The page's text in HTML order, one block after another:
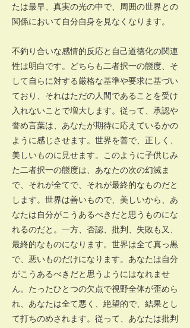
たは最早、真実の光の中で、周囲の世界との
関係において自分自身を見なくなります。
不釣り合いな感情的反応と自己道徳化の関連
性は明白です。どちらも二者択一の態度、そ
して自らに対する厳格な基準や要求に基づい
ており、それはただの人間であることを受け
入れないことで増大します。従って、承認や
誉め言葉は、あなたが期待に応えているかの
ように感じさせます。世界を善で、正しく、
美しいものに見せます。このように子供じみ
た二者択一の態度は、あなたの次の幻滅ま
で、それが全てで、それが最終的なものだと
します。世界は善いもので、美しいから、あ
なたは自分がこうあるべきだと思うものにな
れるのだと。一方、否認、批判、失敗も又、
最終的なものになります。世界は全て真っ黒
で、悪いものだけになります。あなたは自分
がこうあるべきだと思うようにはなれませ
ん。たったひとつの欠点で視野全体が歪めら
れ、あなたは全て悪く、絶望的で、結果とし
て打ちのめされます。従って、あなたは批判